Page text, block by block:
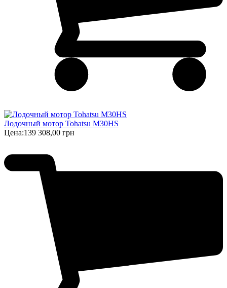
Лодочный мотор Tohatsu M30HS
Цена:139 308,00 грн